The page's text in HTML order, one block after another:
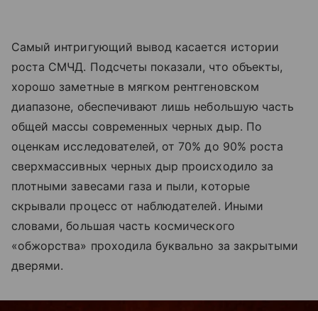
Самый интригующий вывод касается истории
роста СМЧД. Подсчеты показали, что объекты,
хорошо заметные в мягком рентгеновском
диапазоне, обеспечивают лишь небольшую часть
общей массы современных черных дыр. По
оценкам исследователей, от 70% до 90% роста
сверхмассивных черных дыр происходило за
плотными завесами газа и пыли, которые
скрывали процесс от наблюдателей. Иными
словами, большая часть космического
«обжорства» проходила буквально за закрытыми
дверями.